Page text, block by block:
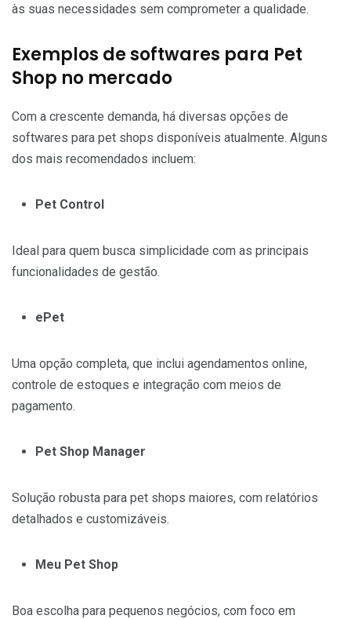
às suas necessidades sem comprometer a qualidade.
Exemplos de softwares para Pet
Shop no mercado
Com a crescente demanda, há diversas opções de
softwares para pet shops disponíveis atualmente. Alguns
dos mais recomendados incluem:
Pet Control
Ideal para quem busca simplicidade com as principais
funcionalidades de gestão.
ePet
Uma opção completa, que inclui agendamentos online,
controle de estoques e integração com meios de
pagamento.
Pet Shop Manager
Solução robusta para pet shops maiores, com relatórios
detalhados e customizáveis.
Meu Pet Shop
Boa escolha para pequenos negócios, com foco em